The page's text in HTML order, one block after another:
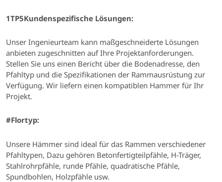
1TP5Kundenspezifische Lösungen:
Unser Ingenieurteam kann maßgeschneiderte Lösungen
anbieten zugeschnitten auf Ihre Projektanforderungen.
Stellen Sie uns einen Bericht über die Bodenadresse, den
Pfahltyp und die Spezifikationen der Rammausrüstung zur
Verfügung. Wir liefern einen kompatiblen Hammer für Ihr
Projekt.
#Flortyp:
Unsere Hämmer sind ideal für das Rammen verschiedener
Pfahltypen, Dazu gehören Betonfertigteilpfähle, H-Träger,
Stahlrohrpfähle, runde Pfähle, quadratische Pfähle,
Spundbohlen, Holzpfähle usw.